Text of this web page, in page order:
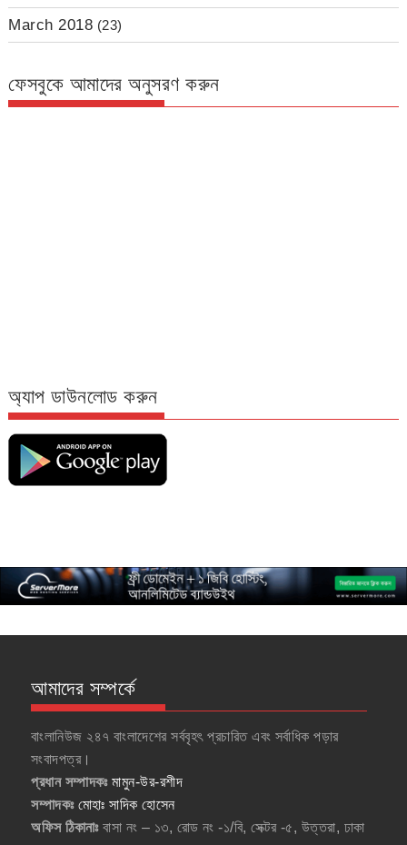
March 2018 (23)
ফেসবুকে আমাদের অনুসরণ করুন
অ্যাপ ডাউনলোড করুন
আমাদের সম্পর্কে
বাংলানিউজ ২৪৭ বাংলাদেশের সর্ববৃহৎ প্রচারিত এবং সর্বাধিক পড়ার
সংবাদপত্র।
প্রধান সম্পাদকঃমামুন-উর-রশীদ
সম্পাদকঃ মোহাঃ সাদিক হোসেন
অফিস ঠিকানাঃবাসা নং – ১৩, রোড নং -১/বি, সেক্টর -৫, উত্তরা, ঢাকা